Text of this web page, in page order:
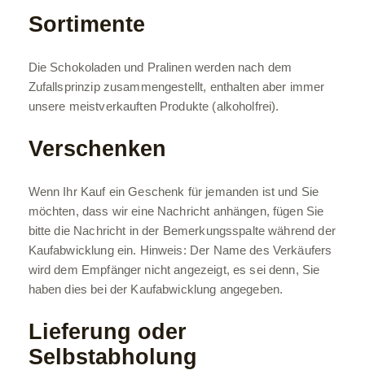
Sortimente
Die Schokoladen und Pralinen werden nach dem
Zufallsprinzip zusammengestellt, enthalten aber immer
unsere meistverkauften Produkte (alkoholfrei).
Verschenken
Wenn Ihr Kauf ein Geschenk für jemanden ist und Sie
möchten, dass wir eine Nachricht anhängen, fügen Sie
bitte die Nachricht in der Bemerkungsspalte während der
Kaufabwicklung ein. Hinweis: Der Name des Verkäufers
wird dem Empfänger nicht angezeigt, es sei denn, Sie
haben dies bei der Kaufabwicklung angegeben.
Lieferung oder
Selbstabholung